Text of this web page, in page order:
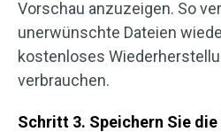
Vorschau anzuzeigen. So
unerwünschte Dateien
kostenloses
verbrauchen.
Schritt 3. Speichern Sie